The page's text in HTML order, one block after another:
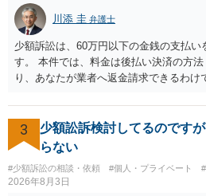
求めるものにすぎません。貴殿の仕入先
の内部事情は、私に対する返還義務の発
及ぼすものではありません。 これ以上
せることなく、誠意をもって速やかに返
く求めます。 以上
川添 圭 弁護士
少額訴訟は、60万円以下の金銭の支払い
す。 本件では、料金は後払い決済の方
り、あなたが業者へ返金請求できるわ
在確認請求訴訟を提起することも考えら
業者へ（原契約のクーリング・オフの
の通知書を送り、もし訴訟や支払督促
争う、というやり方がベターではないか
センター等で、消費者問題に強い弁護士
ているなど）へ相談されることをお勧め
3
少額訟訴検討してるのです
らない
#少額訴訟の相談・依頼 #個人・プライベート
2026年8月3日